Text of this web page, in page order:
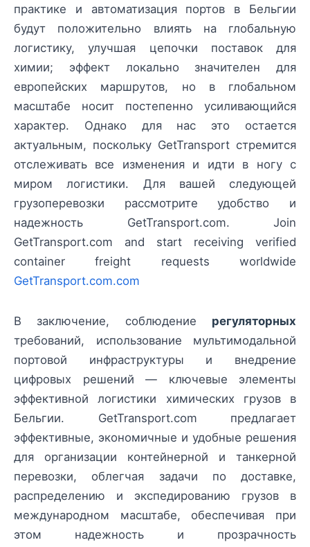
практике и автоматизация портов в Бельгии
будут положительно влиять на глобальную
логистику, улучшая цепочки поставок для
химии; эффект локально значителен для
европейских маршрутов, но в глобальном
масштабе носит постепенно усиливающийся
характер. Однако для нас это остается
актуальным, поскольку GetTransport стремится
отслеживать все изменения и идти в ногу с
миром логистики. Для вашей следующей
грузоперевозки рассмотрите удобство и
надежность GetTransport.com. Join
GetTransport.com and start receiving verified
container freight requests worldwide
GetTransport.com.com
В заключение, соблюдение регуляторных
требований, использование мультимодальной
портовой инфраструктуры и внедрение
цифровых решений — ключевые элементы
эффективной логистики химических грузов в
Бельгии. GetTransport.com предлагает
эффективные, экономичные и удобные решения
для организации контейнерной и танкерной
перевозки, облегчая задачи по доставке,
распределению и экспедированию грузов в
международном масштабе, обеспечивая при
этом надежность и прозрачность